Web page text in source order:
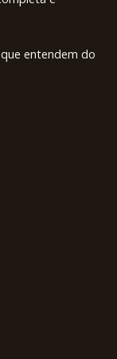
entendem do